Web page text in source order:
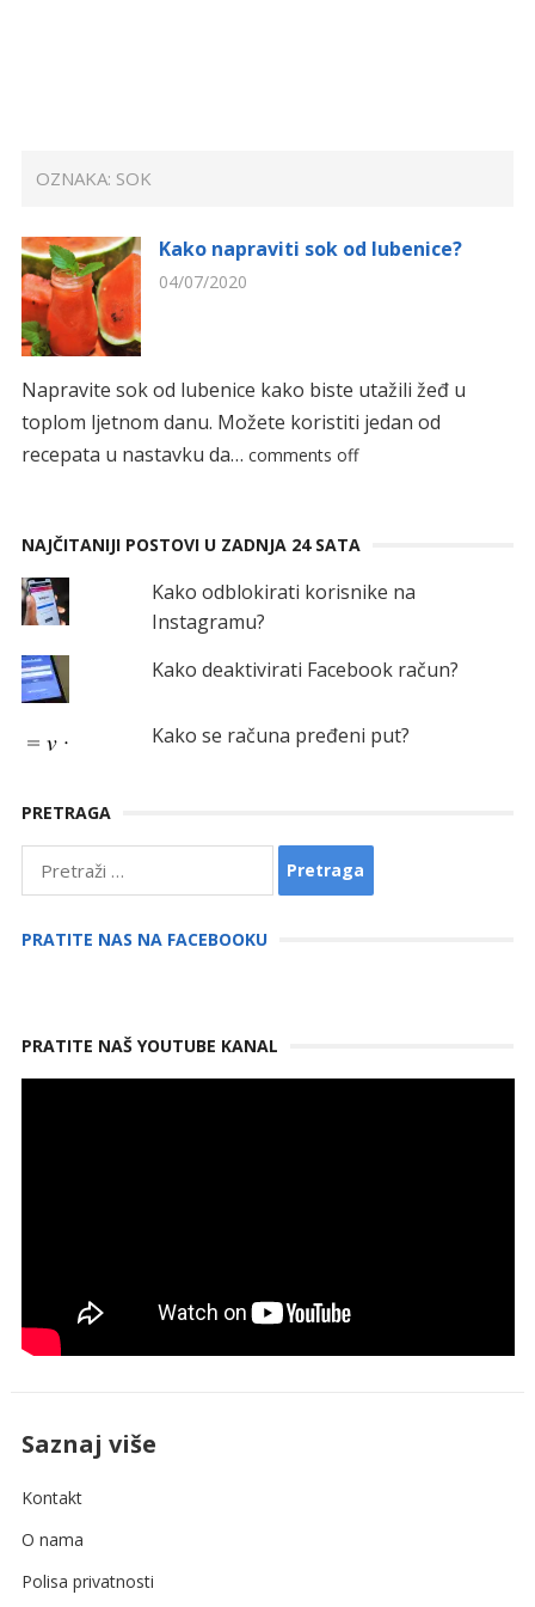
OZNAKA: SOK
Kako napraviti sok od lubenice?
04/07/2020
Napravite sok od lubenice kako biste utažili žeđ u
toplom ljetnom danu. Možete koristiti jedan od
recepata u nastavku da… comments off
NAJČITANIJI POSTOVI U ZADNJA 24 SATA
Kako odblokirati korisnike na
Instagramu?
Kako deaktivirati Facebook račun?
Kako se računa pređeni put?
PRETRAGA
Pretraga:
PRATITE NAS NA FACEBOOKU
PRATITE NAŠ YOUTUBE KANAL
Saznaj više
Kontakt
O nama
Polisa privatnosti